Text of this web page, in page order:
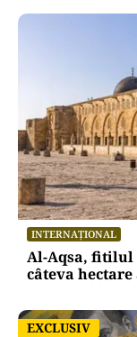
INTERNAȚIONAL
Al-Aqsa,
câteva
EXCLUSIV
EXCLUSIV